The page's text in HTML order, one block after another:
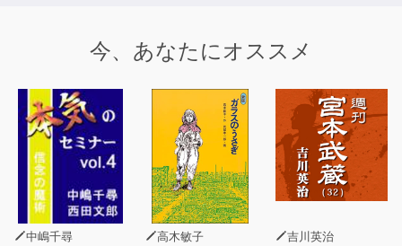
Day33～36 【通信・伝達】
Day42～44 【法律・税制】
Day45～49 【その他】
■チャンツを聞けば、1日2～3分で16語が押さえられる！
これらを身に付けるために、音楽のリズムに乗って単語や
熟語が学習できる、本コンテンツの「チャンツ音声」を活
用してください。
今、あなたにオススメ
中嶋千尋 高木敏子 吉川英治